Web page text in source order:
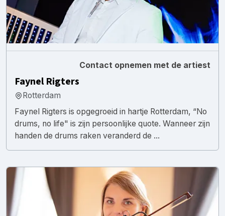
Contact opnemen met de artiest
Faynel Rigters
Rotterdam
Faynel Rigters is opgegroeid in hartje Rotterdam, “No
drums, no life" is zijn persoonlijke quote. Wanneer zijn
handen de drums raken veranderd de ...